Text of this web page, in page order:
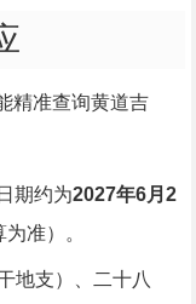
精准查询黄道吉
期约为2027年6月2
准）。
地支）、二十八